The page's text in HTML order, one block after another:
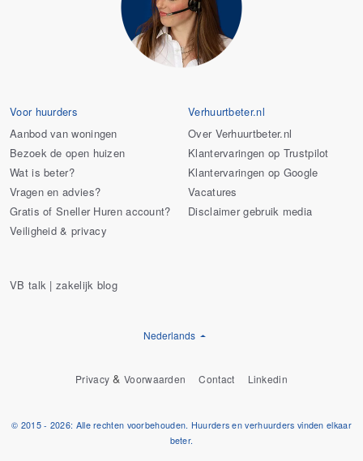
Voor huurders
Aanbod van woningen
Bezoek de open huizen
Wat is beter?
Vragen en advies?
Gratis of Sneller Huren account?
Veiligheid & privacy
Verhuurtbeter.nl
Over Verhuurtbeter.nl
Klantervaringen op Trustpilot
Klantervaringen op Google
Vacatures
Disclaimer gebruik media
VB talk | zakelijk blog
Nederlands
Privacy &Voorwaarden Contact Linkedin
© 2015 - 2026: Alle rechten voorbehouden. Huurders en verhuurders vinden elkaar
beter.